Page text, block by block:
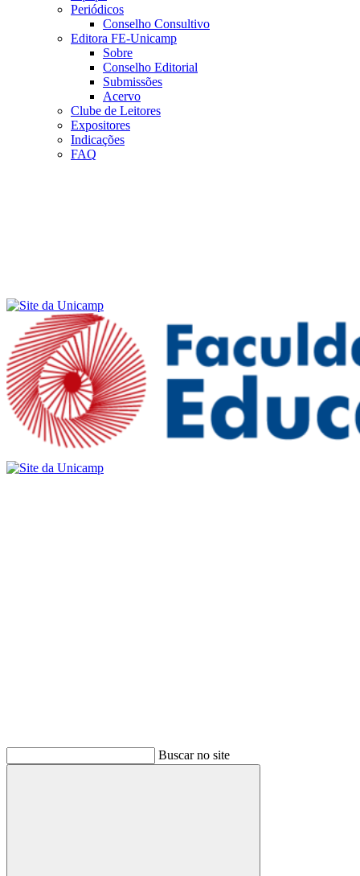
Periódicos
Conselho Consultivo
Editora FE-Unicamp
Sobre
Conselho Editorial
Submissões
Acervo
Clube de Leitores
Expositores
Indicações
FAQ
Buscar no site